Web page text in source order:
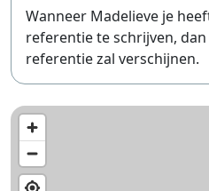
Wanneer Madelieve je
referentie te schrijven,
referentie zal verschijnen.